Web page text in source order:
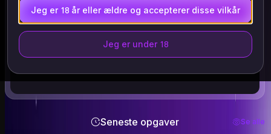
Jeg er 18 år eller ældre og accepterer disse vilkår
Jeg er under 18
ALLE filer slettes automatisk inden for 24 timer
Seneste opgaver Se alle